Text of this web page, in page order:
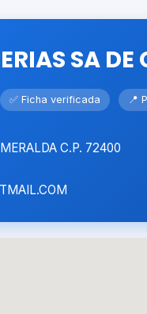
SA DE
✅ Ficha verificada 📍
C.P. 72400